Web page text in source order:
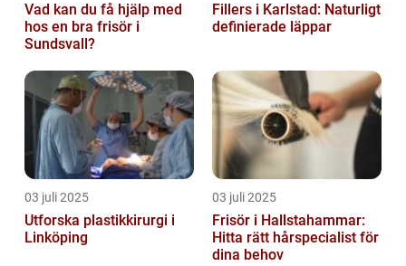
Vad kan du få hjälp med
hos en bra frisör i
Sundsvall?
Fillers i Karlstad: Naturligt
definierade läppar
03 juli 2025
Utforska plastikkirurgi i
Linköping
03 juli 2025
Frisör i Hallstahammar:
Hitta rätt hårspecialist för
dina behov